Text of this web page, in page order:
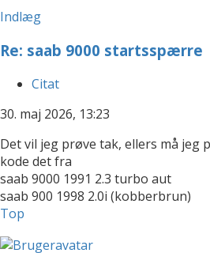
Indlæg
Re: saab 9000 startsspærre
Citat
30. maj 2026, 13:23
Det vil jeg prøve tak, ellers må jeg
kode det fra
saab 9000 1991 2.3 turbo aut
saab 900 1998 2.0i (kobberbrun)
Top